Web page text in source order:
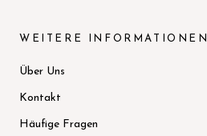
WEITERE INFORMATIONEN
Über Uns
Kontakt
Häufige Fragen